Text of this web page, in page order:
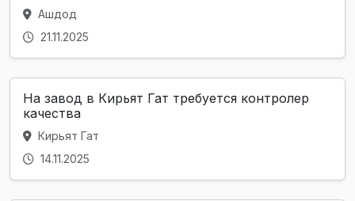
Ашдод
21.11.2025
На завод в Кирьят Гат требуется контролер
качества
Кирьят Гат
14.11.2025